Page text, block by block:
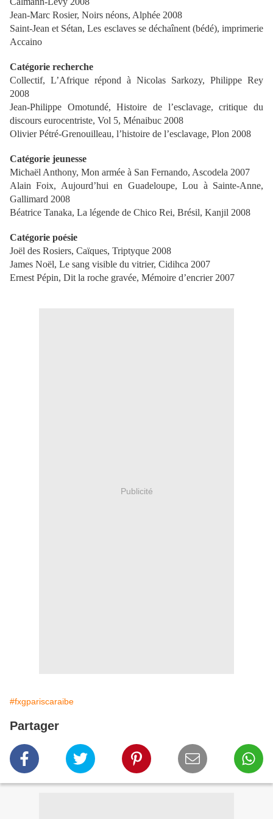
Jean-Marc Rosier, Noirs néons, Alphée 2008
Saint-Jean et Sétan, Les esclaves se déchaînent (bédé), imprimerie
Accaino
Catégorie recherche
Collectif, L’Afrique répond à Nicolas Sarkozy, Philippe Rey
2008
Jean-Philippe Omotundé, Histoire de l’esclavage, critique du
discours eurocentriste, Vol 5, Ménaibuc 2008
Olivier Pétré-Grenouilleau, l’histoire de l’esclavage, Plon 2008
Catégorie jeunesse
Michaël Anthony, Mon armée à San Fernando, Ascodela 2007
Alain Foix, Aujourd’hui en Guadeloupe, Lou à Sainte-Anne,
Gallimard 2008
Béatrice Tanaka, La légende de Chico Rei, Brésil, Kanjil 2008
Catégorie poésie
Joël des Rosiers, Caïques, Triptyque 2008
James Noël, Le sang visible du vitrier, Cidihca 2007
Ernest Pépin, Dit la roche gravée, Mémoire d’encrier 2007
Publicité
#fxgpariscaraibe
Partager